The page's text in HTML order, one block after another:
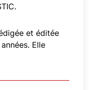
et éditée
Elle